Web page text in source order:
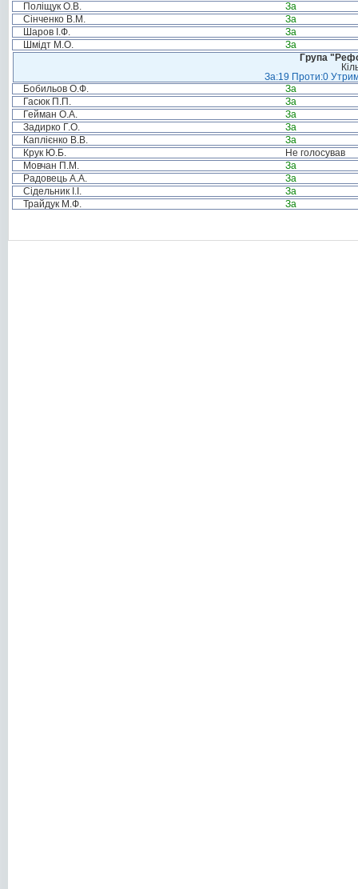
Поліщук О.В.
За
Сінченко В.М.
За
Шаров І.Ф.
За
Шмідт М.О.
За
Група
За:19 Проти:0
Бобильов О.Ф.
За
Гасюк П.П.
За
Гейман О.А.
За
Задирко Г.О.
За
Каплієнко В.В.
За
Крук Ю.Б.
Не голосував
Мовчан П.М.
За
Радовець А.А.
За
Сідельник І.І.
За
Трайдук М.Ф.
За